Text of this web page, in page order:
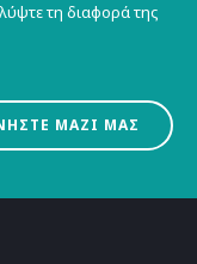
τη διαφορά της
ΜΑΖΙ ΜΑΣ